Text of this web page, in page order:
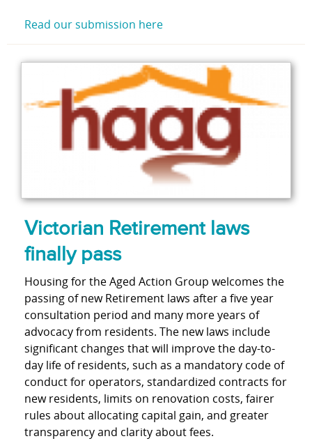
Read our submission here
Victorian Retirement laws
finally pass
Housing for the Aged Action Group welcomes the
passing of new Retirement laws after a five year
consultation period and many more years of
advocacy from residents. The new laws include
significant changes that will improve the day-to-
day life of residents, such as a mandatory code of
conduct for operators, standardized contracts for
new residents, limits on renovation costs, fairer
rules about allocating capital gain, and greater
transparency and clarity about fees.